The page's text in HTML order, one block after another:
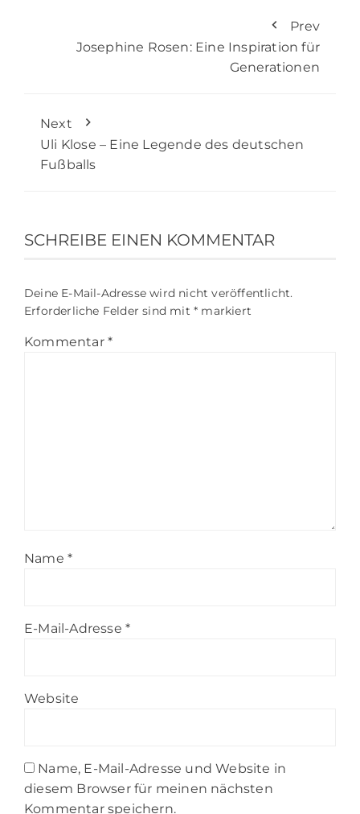
Prev
Josephine Rosen: Eine Inspiration für
Generationen
Next
Uli Klose – Eine Legende des deutschen
Fußballs
SCHREIBE EINEN KOMMENTAR
Deine E-Mail-Adresse wird nicht veröffentlicht.
Erforderliche Felder sind mit * markiert
Kommentar *
Name *
E-Mail-Adresse *
Website
Name, E-Mail-Adresse und Website in
diesem Browser für meinen nächsten
Kommentar speichern.